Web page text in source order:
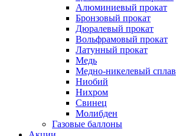
Алюминиевый прокат
Бронзовый прокат
Дюралевый прокат
Вольфрамовый прокат
Латунный прокат
Медь
Медно-никелевый сплав
Ниобий
Нихром
Свинец
Молибден
Газовые баллоны